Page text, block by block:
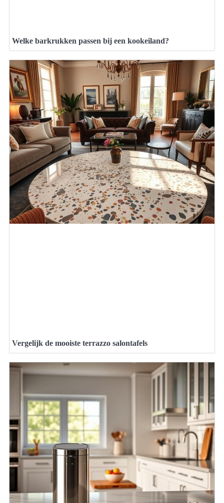
Welke barkrukken passen bij een kookeiland?
Vergelijk de mooiste terrazzo salontafels